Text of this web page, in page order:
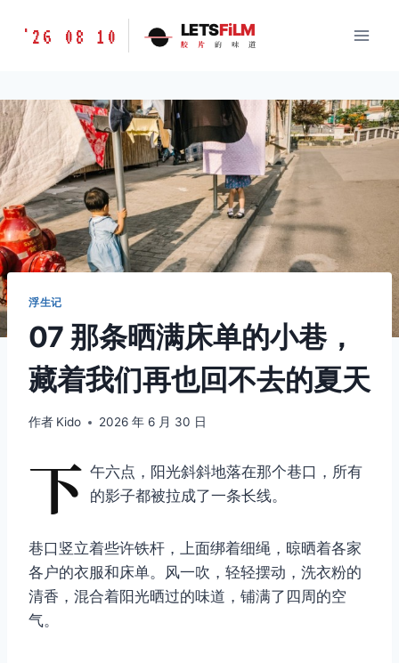
胶
味
道
LETSFILM
'26 08 10 LETSFiLM
胶 片 的 味 道
浮生记
07 那条晒满床单的小巷，
藏着我们再也回不去的夏天
作者 Kido 2026 年 6 月 30 日
下 午六点，阳光斜斜地落在那个巷口，所有
的影子都被拉成了一条长线。
巷口竖立着些许铁杆，上面绑着细绳，晾晒着各家
各户的衣服和床单。风一吹，轻轻摆动，洗衣粉的
清香，混合着阳光晒过的味道，铺满了四周的空
气。